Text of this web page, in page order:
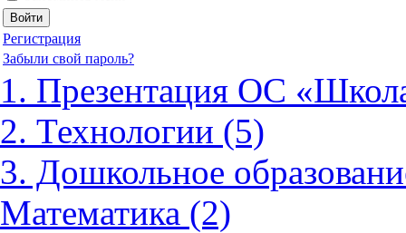
Регистрация
Забыли свой пароль?
1. Презентация ОС
2. Технологии (5)
3. Дошкольное
Математика (2)